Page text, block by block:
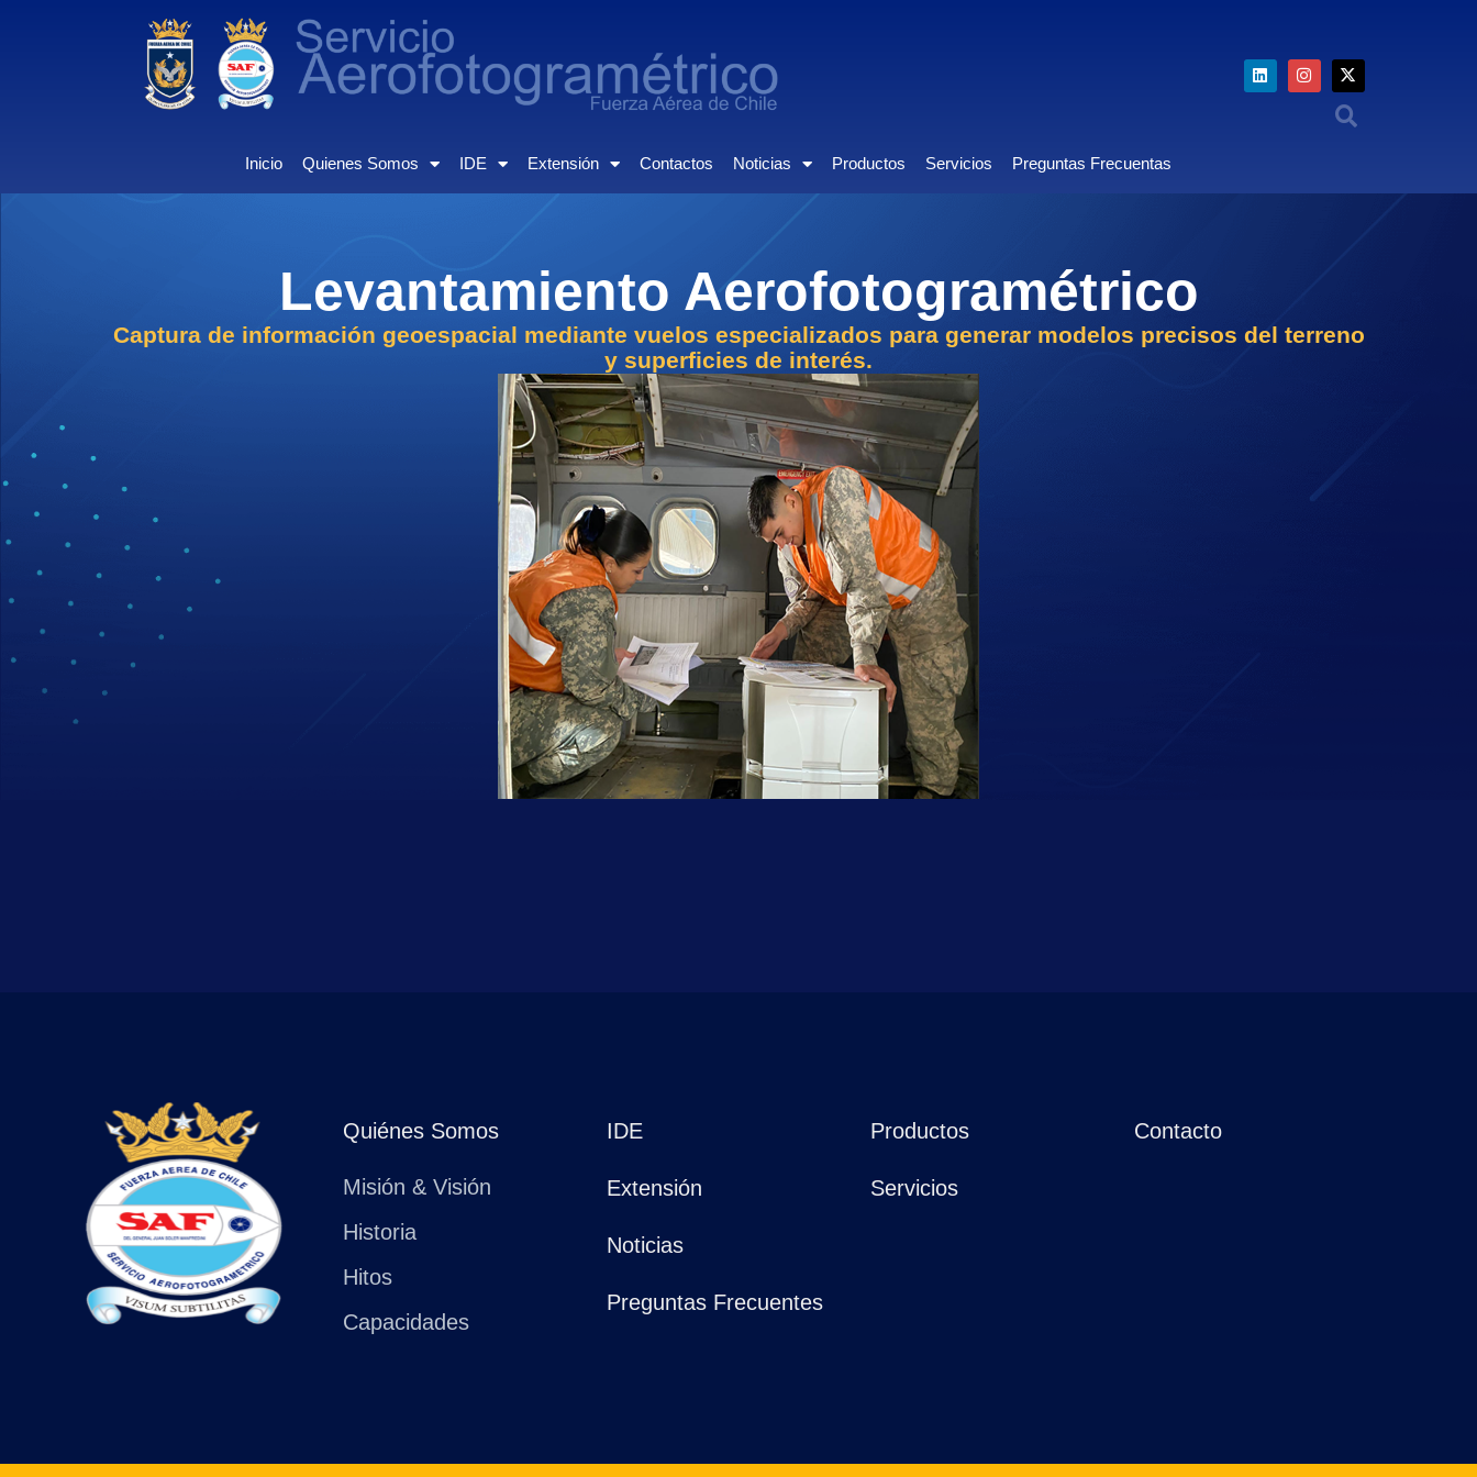
Inicio Quienes Somos IDE Extensión Contactos Noticias Productos Servicios Preguntas Frecuentas
Levantamiento Aerofotogramétrico
Captura de información geoespacial mediante vuelos especializados para generar modelos precisos del terreno
y superficies de interés.
Quiénes Somos
Misión & Visión
Historia
Hitos
Capacidades
IDE
Extensión
Noticias
Preguntas Frecuentes
Productos
Servicios
Contacto